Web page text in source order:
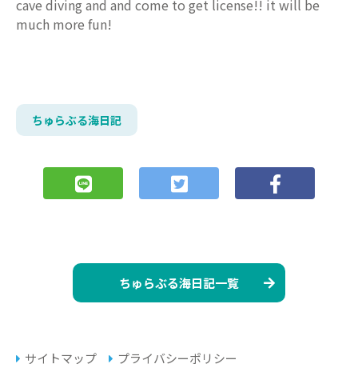
cave diving and and come to get license!! it will be
much more fun!
ちゅらぶる海日記
ちゅらぶる海日記一覧
サイトマップ
プライバシーポリシー